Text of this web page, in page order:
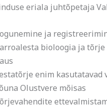
eriala juhtõpetaja
ja
bioloogia ja tõrje
enim kasutatavad
Olustvere mõisas